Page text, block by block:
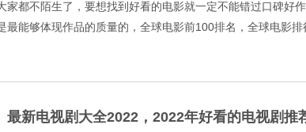
家都不陌生了，要想找到好看的电影就一定不能错过口碑好
最能够体现作品的质量的，全球电影前100排名，全球电影排
肖申克的救赎 9.7 2.霸王别姬 9.6 3.阿甘正
最新电视剧大全2022，2022年好看的电视剧推